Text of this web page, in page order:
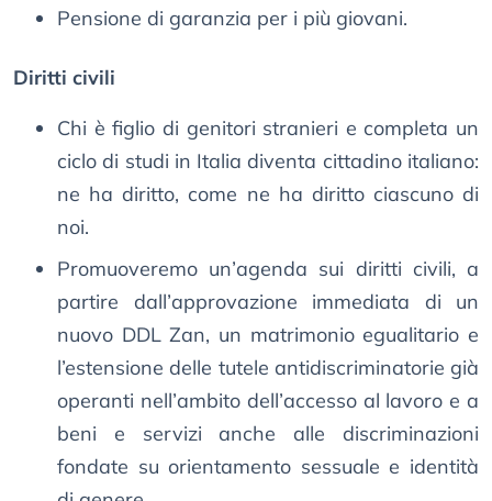
Pensione di garanzia per i più giovani.
Diritti civili
Chi è figlio di genitori stranieri e completa un
ciclo di studi in Italia diventa cittadino italiano:
ne ha diritto, come ne ha diritto ciascuno di
noi.
Promuoveremo un’agenda sui diritti civili, a
partire dall’approvazione immediata di un
nuovo DDL Zan, un matrimonio egualitario e
l’estensione delle tutele antidiscriminatorie già
operanti nell’ambito dell’accesso al lavoro e a
beni e servizi anche alle discriminazioni
fondate su orientamento sessuale e identità